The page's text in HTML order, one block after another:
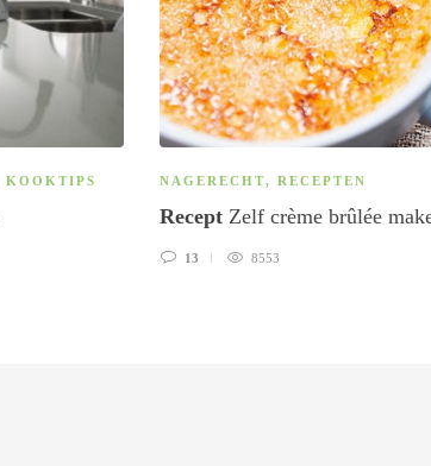
KOOKTIPS NAGERECHT, RECEPTEN
Recept Zelf crème brûlée
13 8553